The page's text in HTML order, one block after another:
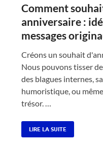
Comment
anniversaire :
messages
Créons un souhait
Nous pouvons tisser
des blagues internes,
humoristique, ou
trésor. …
LIRE LA SUITE